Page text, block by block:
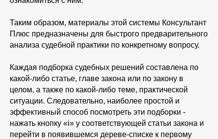
Таким образом, материалы этой системы Консультант
Плюс предназначены для быстрого предварительного
анализа судебной практики по конкретному вопросу.
Каждая подборка судебных решений составлена по
какой-либо статье, главе закона или по закону в
целом, а также по какой-либо теме, практической
ситуации. Следовательно, наиболее простой и
эффективный способ посмотреть эти подборки -
нажать кнопку «i» у соответствующей статьи закона и
перейти в появившемся дереве-списке к первому